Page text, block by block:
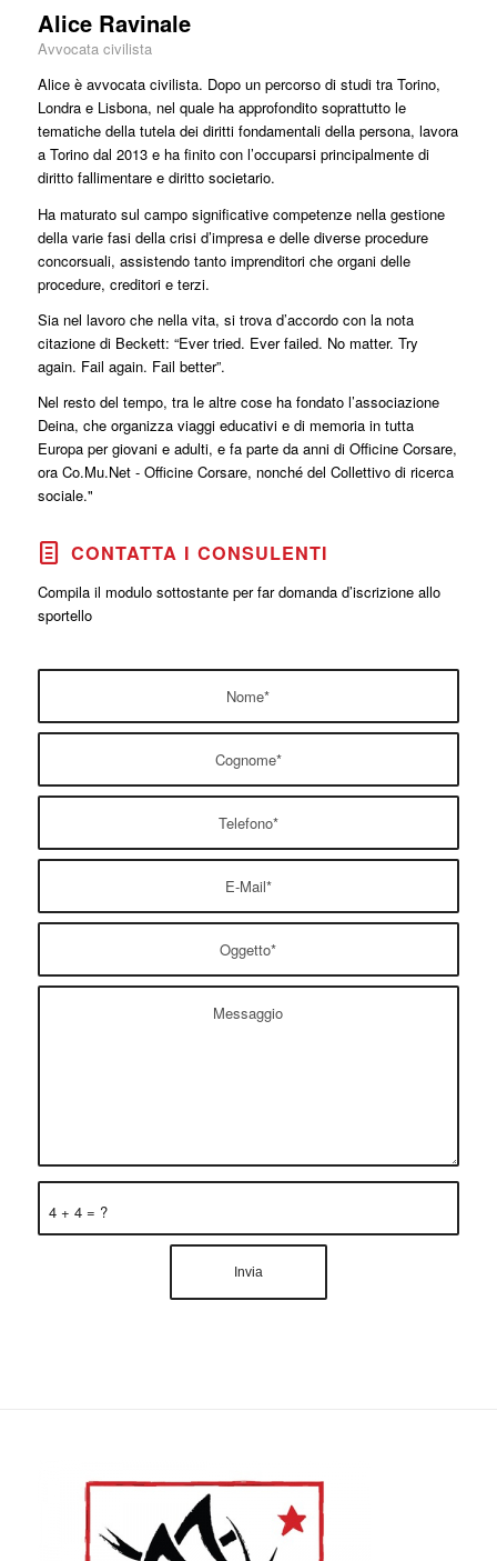
Alice Ravinale
Avvocata civilista
Alice è avvocata civilista. Dopo un percorso di studi tra Torino,
Londra e Lisbona, nel quale ha approfondito soprattutto le
tematiche della tutela dei diritti fondamentali della persona, lavora
a Torino dal 2013 e ha finito con l’occuparsi principalmente di
diritto fallimentare e diritto societario.
Ha maturato sul campo significative competenze nella gestione
della varie fasi della crisi d’impresa e delle diverse procedure
concorsuali, assistendo tanto imprenditori che organi delle
procedure, creditori e terzi.
Sia nel lavoro che nella vita, si trova d’accordo con la nota
citazione di Beckett: “Ever tried. Ever failed. No matter. Try
again. Fail again. Fail better”.
Nel resto del tempo, tra le altre cose ha fondato l’associazione
Deina, che organizza viaggi educativi e di memoria in tutta
Europa per giovani e adulti, e fa parte da anni di Officine Corsare,
ora Co.Mu.Net - Officine Corsare, nonché del Collettivo di ricerca
sociale."
CONTATTA I CONSULENTI
Compila il modulo sottostante per far domanda d’iscrizione allo
sportello
4 + 4 = ?